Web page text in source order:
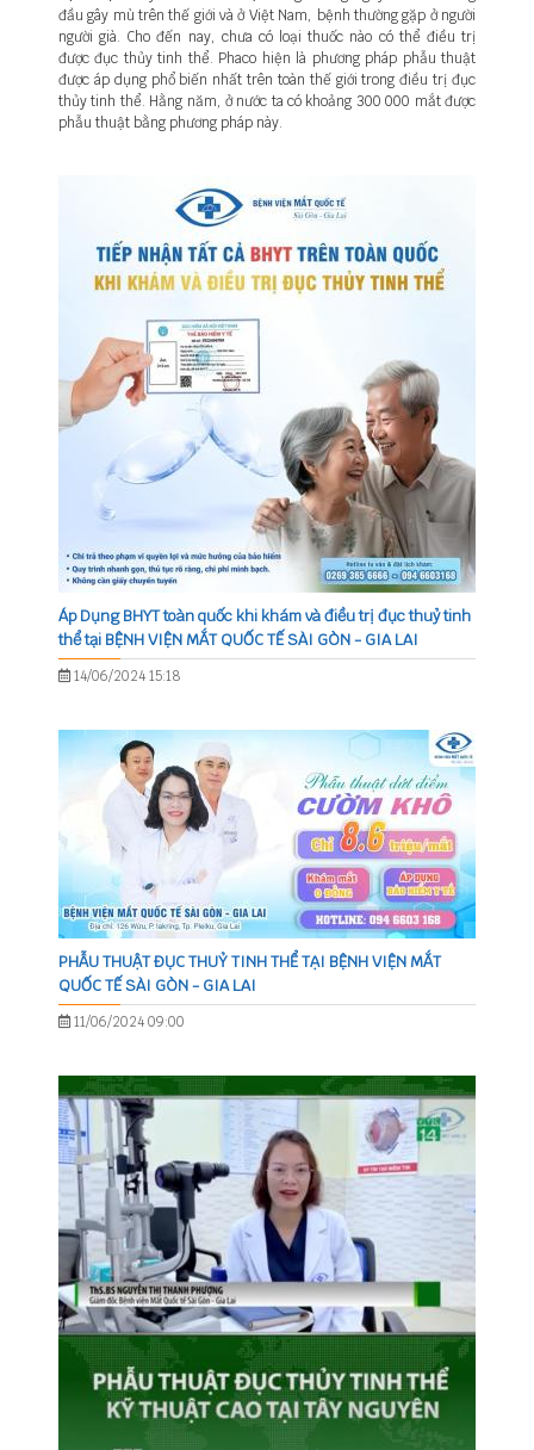
đầu gây mù trên thế giới và ở Việt Nam, bệnh thường gặp ở người
người già. Cho đến nay, chưa có loại thuốc nào có thể điều trị
được đục thủy tinh thể. Phaco hiện là phương pháp phẫu thuật
được áp dụng phổ biến nhất trên toàn thế giới trong điều trị đục
thủy tinh thể. Hằng năm, ở nước ta có khoảng 300 000 mắt được
phẫu thuật bằng phương pháp này.
Áp Dụng BHYT toàn quốc khi khám và điều trị đục thuỷ tinh
thể tại BỆNH VIỆN MẮT QUỐC TẾ SÀI GÒN - GIA LAI
14/06/2024 15:18
PHẪU THUẬT ĐỤC THUỶ TINH THỂ TẠI BỆNH VIỆN MẮT
QUỐC TẾ SÀI GÒN - GIA LAI
11/06/2024 09:00